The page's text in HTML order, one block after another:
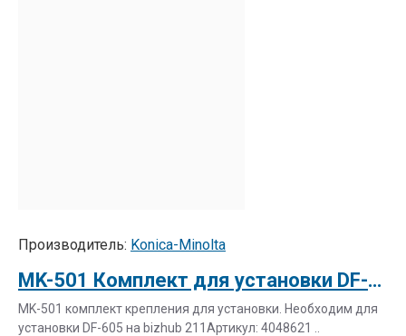
Производитель: Konica-Minolta
MK-501 Комплект для установки DF-605 KONICA MINOLTA Bizhub 211 (4048621)
MK-501 комплект крепления для установки. Необходим для
установки DF-605 на bizhub 211Артикул: 4048621 ..